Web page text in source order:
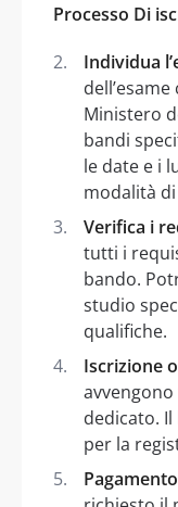
Processo Di
Individua
Ministero
bandi
le date e i
modalità
Verifica i
tutti i
bando.
studio
qualifiche.
Iscrizione
dedicato.
per la